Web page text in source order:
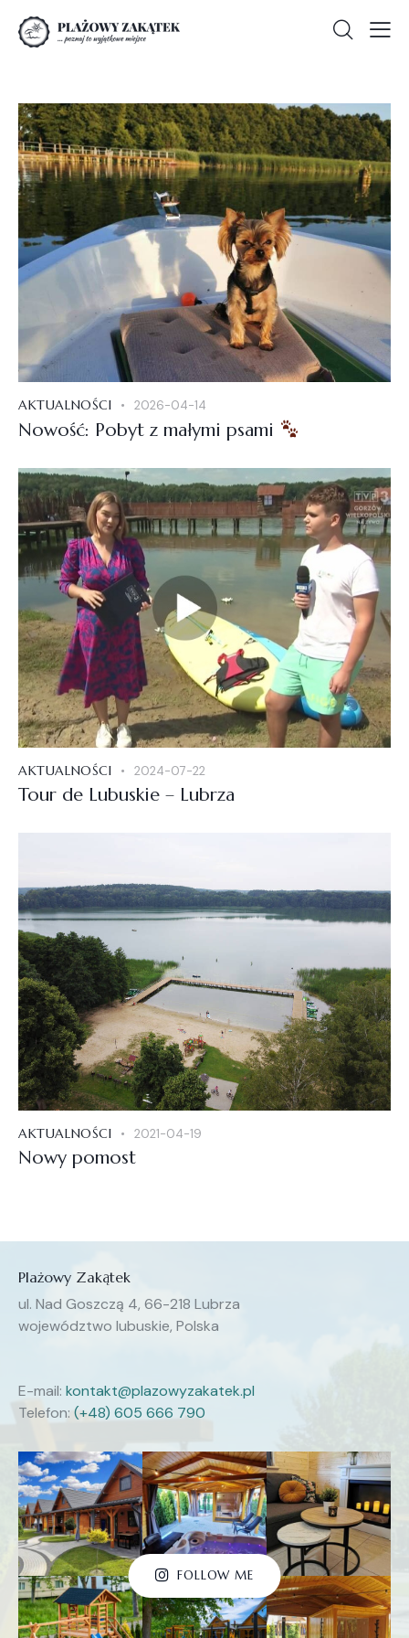
AKTUALNOŚCI 2026-04-14
Nowość: Pobyt z małymi psami
AKTUALNOŚCI 2024-07-22
Tour de Lubuskie – Lubrza
AKTUALNOŚCI 2021-04-19
Nowy pomost
Plażowy Zakątek
ul. Nad Goszczą 4, 66-218 Lubrza
województwo lubuskie, Polska
E-mail: kontakt@plazowyzakatek.pl
Telefon: (+48) 605 666 790
FOLLOW ME